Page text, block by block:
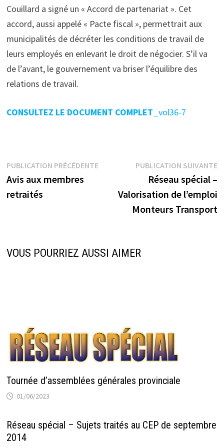
Couillard a signé un « Accord de partenariat ». Cet
accord, aussi appelé « Pacte fiscal », permettrait aux
municipalités de décréter les conditions de travail de
leurs employés en enlevant le droit de négocier. S’il va
de l’avant, le gouvernement va briser l’équilibre des
relations de travail.
CONSULTEZ LE DOCUMENT COMPLET _vol36-7
Navigation
de
PUBLICATION PRÉCÉDENTEPublication
Avis aux membres
retraités
PUBLICATION SUIVANTE
Réseau spécial –
Valorisation de l’emploi
Monteurs Transport
VOUS POURRIEZ AUSSI AIMER
Tournée d’assemblées générales provinciale
01/06/2023
Réseau spécial – Sujets traités au CEP de septembre
2014